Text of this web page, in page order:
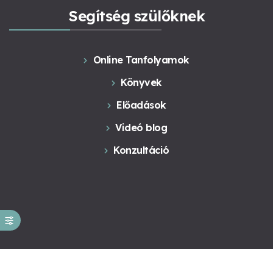
Segítség szülőknek
Online Tanfolyamok
Könyvek
Előadások
Videó blog
Konzultáció